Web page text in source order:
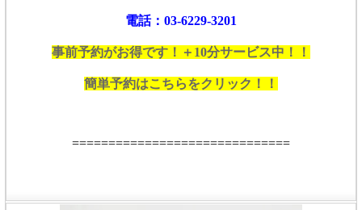
電話：03-6229-3201
事前予約がお得です！＋10分サービス中！！
簡単予約はこちらをクリック！！
==============================